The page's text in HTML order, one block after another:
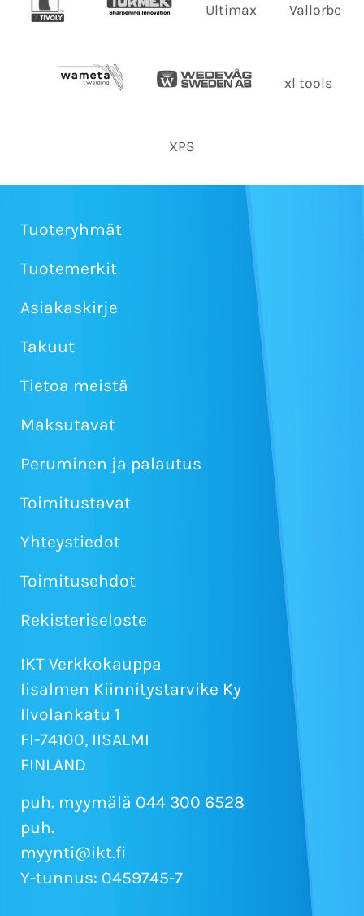
Ultimax Vallorbe
xl tools
XPS
Tuoteryhmät
Tuotemerkit
Asiakaskirje
Takuut
Tietoa meistä
Maksutavat
Peruminen ja palautus
Toimitustavat
Yhteystiedot
Toimitusehdot
Rekisteriseloste
IKT Verkkokauppa
Iisalmen Kiinnitystarvike Ky
Ilvolankatu 1
FI-74100, IISALMI
FINLAND
puh. myymälä 044 300 6528
puh.
myynti@ikt.fi
Y-tunnus: 0459745-7